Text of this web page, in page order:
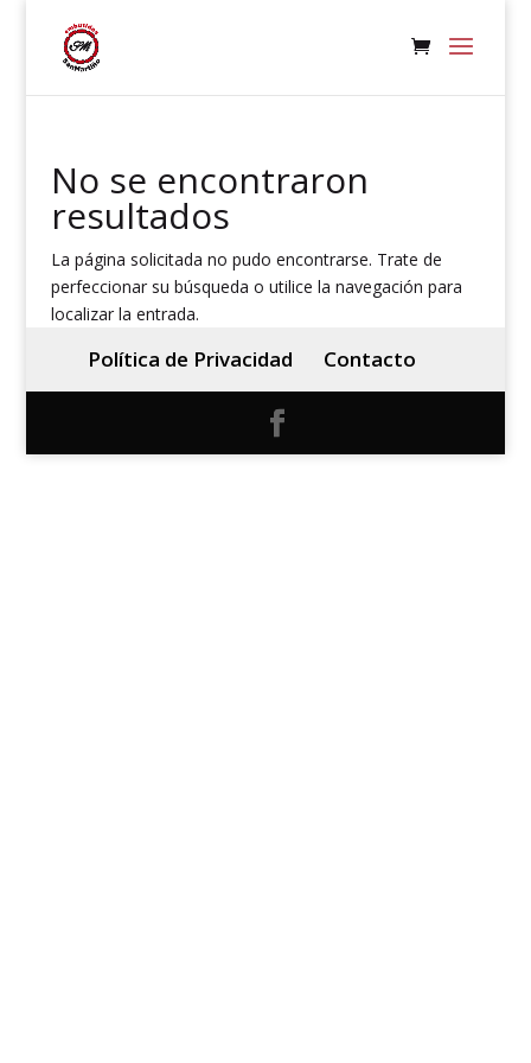
No se encontraron
resultados
La página solicitada no pudo encontrarse. Trate de
perfeccionar su búsqueda o utilice la navegación para
localizar la entrada.
Política de Privacidad Contacto